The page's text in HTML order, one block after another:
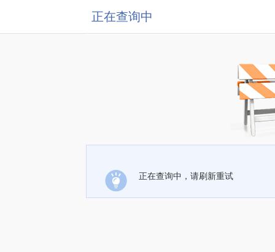
正在查询中
正在查询中，请刷新重试